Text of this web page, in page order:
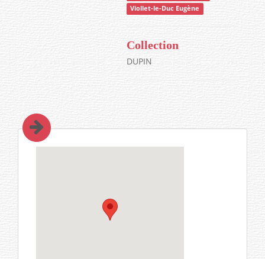
Viollet-le-Duc Eugène
Collection
DUPIN